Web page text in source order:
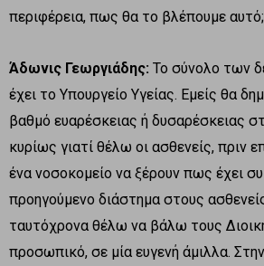
περιφέρεια, πως θα το βλέπουμε αυτό;
Άδωνις Γεωργιάδης: Το σύνολο των
έχει το Υπουργείο Υγείας. Εμείς θα
βαθμό ευαρέσκειας ή δυσαρέσκειας
κυρίως γιατί θέλω οι ασθενείς, πριν
ένα νοσοκομείο να ξέρουν πως έχει
προηγούμενο διάστημα στους
ταυτόχρονα θέλω να βάλω τους
προσωπικό, σε μία ευγενή άμιλλα.